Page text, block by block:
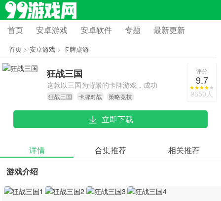
首页 安卓游戏 安卓软件 专题 最新更新
首页> 安卓游戏> 卡牌桌游
狂战三国
这款以三国为背景的卡牌游戏，成功
打破了传统CCG的框架束缚。它借助
创新的陷阱机制与3D战斗画面，把策
略的深度和视觉的冲击力巧妙融合。
了历史上的模样，技能设计也充分展
身份推理，能满足不同玩家的喜好。
狂战三国 卡牌对战 策略竞技
评分
9.7
9650人
立即下载
详情 合集推荐
相关推荐
游戏介绍